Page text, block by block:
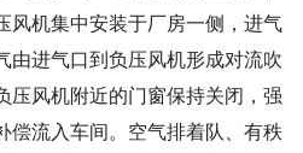
风机集中安装于厂房一侧，进气
由进气口到负压风机形成对流吹
压风机附近的门窗保持关闭，强
偿流入车间。空气排着队、有秩